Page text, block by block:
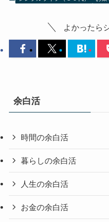
よかったら
余白活
時間の余白活
暮らしの余白活
人生の余白活
お金の余白活